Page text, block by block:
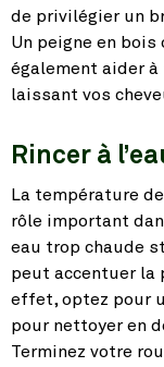
de privilégier un
Un peigne en
également aider
laissant vos
Rincer à
La température
rôle important
eau trop chaude
peut accentuer la
effet, optez pour
pour nettoyer en
Terminez votre